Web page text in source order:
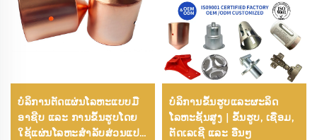
ບໍລິການຕັດແຜ່ນໂລຫະແບບມື
ອາຊີບ ແລະ ການຂຶ້ນຮູບໂດຍ
ໃຊ້ແຜ່ນໂລຫະສໍາລັບສ່ວນແປດັ້
ບໍລິການຂຶ້ນຮູບແລະຜະລິດ
ໂລຫະຊັ້ນສູງ | ຂຶ້ນຮູບ, ເຊື່ອມ,
ຕັດເລເຊີ ແລະ ອື່ນໆ